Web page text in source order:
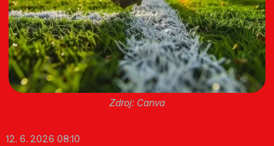
Canva
12. 6. 2026 08:10